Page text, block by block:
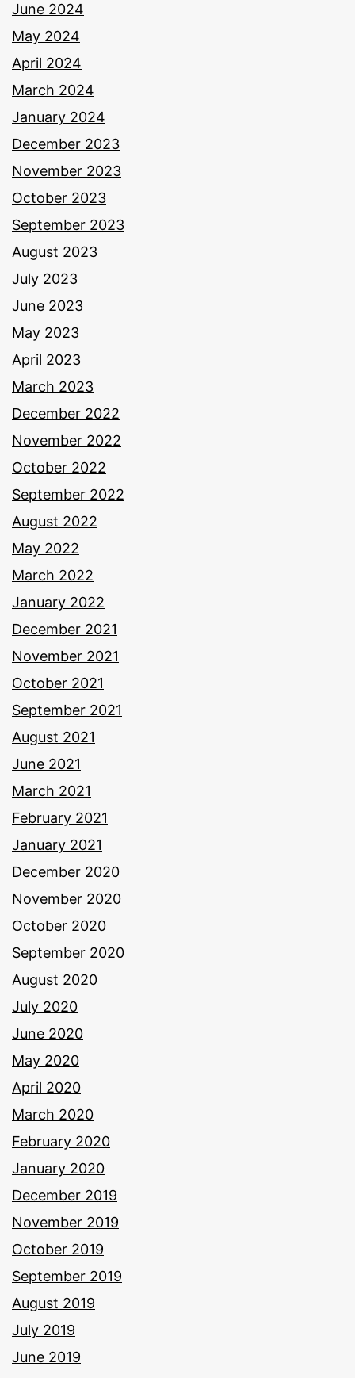
June 2024
May 2024
April 2024
March 2024
January 2024
December 2023
November 2023
October 2023
September 2023
August 2023
July 2023
June 2023
May 2023
April 2023
March 2023
December 2022
November 2022
October 2022
September 2022
August 2022
May 2022
March 2022
January 2022
December 2021
November 2021
October 2021
September 2021
August 2021
June 2021
March 2021
February 2021
January 2021
December 2020
November 2020
October 2020
September 2020
August 2020
July 2020
June 2020
May 2020
April 2020
March 2020
February 2020
January 2020
December 2019
November 2019
October 2019
September 2019
August 2019
July 2019
June 2019